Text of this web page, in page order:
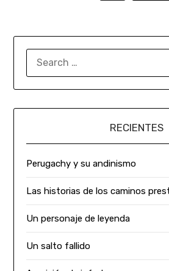
RECIENTES
Perugachy y su andinismo
Las historias de los caminos
Un personaje de leyenda
Un salto fallido